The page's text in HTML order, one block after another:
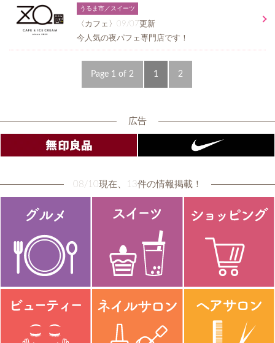
うるま市／スイーツ
〈カフェ〉09/07更新
今人気の夜パフェ専門店です！
Page 1 of 2 1 2
広告
08/10現在、13件の情報掲載！